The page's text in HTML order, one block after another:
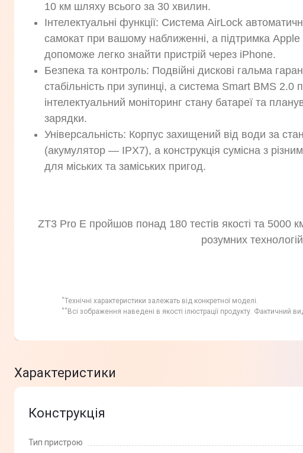
10 км шляху всього за 30 хвилин.
Інтелектуальні функції: Система AirLock
самокат при вашому наближенні, а підтримка
допоможе легко знайти пристрій через iPhone.
Безпека та контроль: Подвійні дискові гальма
стабільність при зупинці, а система Smart BMS 2.0
інтелектуальний моніторинг стану батареї та
зарядки.
Універсальність: Корпус захищений від води за
(акумулятор — IPX7), а конструкція сумісна з
для міських та заміських пригод.
ZT3 Pro E пройшов понад 180 тестів якості та 5000
розумних
*Технічні характеристики залежать від конкретної моделі.
** Всі зображення наведені в якості ілюстрації продукту. Фактичний
Характеристики
Конструкція
Тип пристрою